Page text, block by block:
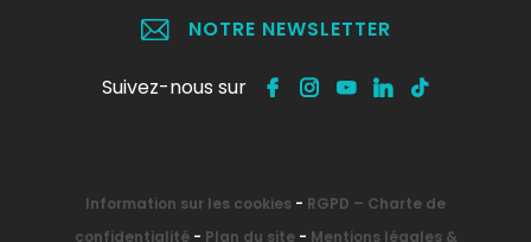
NOTRE NEWSLETTER
Suivez-nous sur
Information sur les cookies - RGPD – Charte de
confidentialité- Plan du site- Mentions légales &